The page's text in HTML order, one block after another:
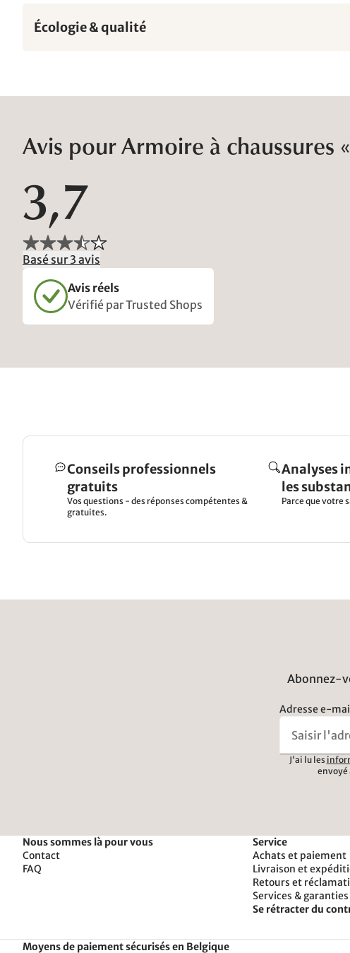
Écologie & qualité
Avis pour Armoire à chaussures
3,7
Basé sur 3 avis
Avis réels
Vérifié par Trusted Shops
Conseils professionnels
gratuits
Vos questions - des réponses compétentes &
gratuites.
Analyses
les
Parce que votre
Abonnez-
Adresse e-
J'ai lu les
envoyé
Nous sommes là pour vous
Contact
FAQ
Service
Achats et paiement
Livraison et
Retours et
Services & garanties
Se rétracter du
Moyens de paiement sécurisés en Belgique